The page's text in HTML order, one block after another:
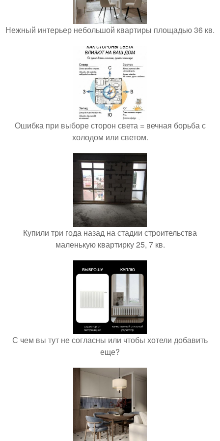
Нежный интерьер небольшой квартиры площадью 36 кв.
Ошибка при выборе сторон света = вечная борьба с
холодом или светом.
Купили три года назад на стадии строительства
маленькую квартирку 25, 7 кв.
С чем вы тут не согласны или чтобы хотели добавить
еще?